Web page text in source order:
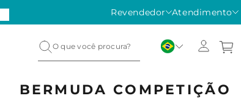
Revendedor Atendimento
BERMUDA COMPETIÇÃO